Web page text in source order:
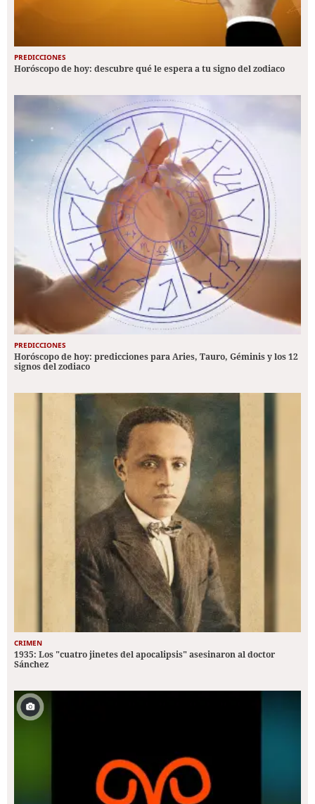
PREDICCIONES
Horóscopo de hoy: descubre qué le espera a tu signo del zodiaco
PREDICCIONES
Horóscopo de hoy: predicciones para Aries, Tauro, Géminis y los 12
signos del zodiaco
CRIMEN
1935: Los "cuatro jinetes del apocalipsis" asesinaron al doctor
Sánchez